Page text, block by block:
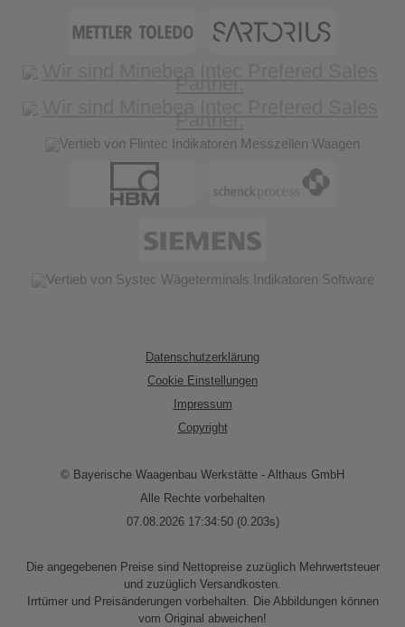
Datenschutzerklärung
Cookie Einstellungen
Impressum
Copyright
© Bayerische Waagenbau Werkstätte - Althaus GmbH
Alle Rechte vorbehalten
07.08.2026 17:34:50 (0.203s)
Die angegebenen Preise sind Nettopreise zuzüglich Mehrwertsteuer
und zuzüglich Versandkosten.
Irrtümer und Preisänderungen vorbehalten. Die Abbildungen können
vom Original abweichen!